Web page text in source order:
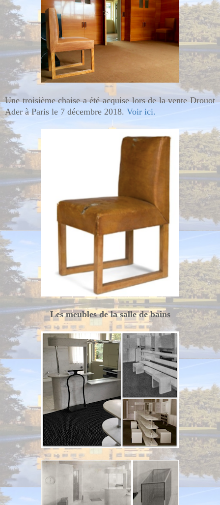
Une troisième chaise a été acquise lors de la vente Drouot
Ader à Paris le 7 décembre 2018. Voir ici.
Les meubles de la salle de bains